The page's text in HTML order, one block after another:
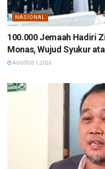
NASIONAL
100.000 Jemaah Hadiri
Monas, Wujud Syukur
AGUSTUS 1, 2026